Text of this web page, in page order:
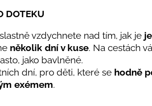
DOTEKU
vzdychnete nad tím, jak je
několik dní v kuse. Na cestách
jako bavlněné.
dní, pro děti, které se hodně
exémem.